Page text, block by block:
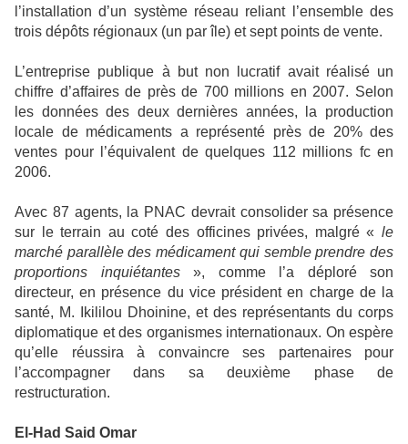
l’installation d’un système réseau reliant l’ensemble des
trois dépôts régionaux (un par île) et sept points de vente.
L’entreprise publique à but non lucratif avait réalisé un
chiffre d’affaires de près de 700 millions en 2007. Selon
les données des deux dernières années, la production
locale de médicaments a représenté près de 20% des
ventes pour l’équivalent de quelques 112 millions fc en
2006.
Avec 87 agents, la PNAC devrait consolider sa présence
sur le terrain au coté des officines privées, malgré « le
marché parallèle des médicament qui semble prendre des
proportions inquiétantes», comme l’a déploré son
directeur, en présence du vice président en charge de la
santé, M. Ikililou Dhoinine, et des représentants du corps
diplomatique et des organismes internationaux. On espère
qu’elle réussira à convaincre ses partenaires pour
l’accompagner dans sa deuxième phase de
restructuration.
El-Had Said Omar